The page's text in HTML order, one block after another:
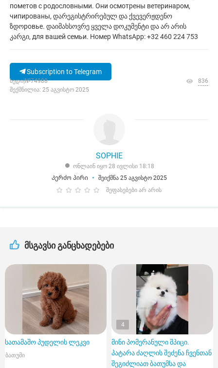
пометов с родословными. Они осмотрены ветеринаром,
чипированы, დარეგისტრირებულ და ქვევერჟდენო
ზდოровье. დაიმახსოვრე ყველა დოკუმენტი და არ არის
კარგი, для вашей семьи. Номер WhatsApp: +32 460 224 753
Subscription to Telegram
ხედი|№74988
შექმნილია: 25 აგვისტო 2025
836
SOPHIE
ონლაინ იყო 28 ივლისი 18:18
Კერძო პირი
შეიქმნა 25 აგვისტო 2025
შეფასებები არ არის
მსგავსი განცხადებები
სათამაშო პუდელის ლეკვი
ბათუმი
4
მინი პომერანული შპიცი.
პატარა ძაღლის შეძენა ჩვენთან
შეგიძლიათ ბათუმსა და